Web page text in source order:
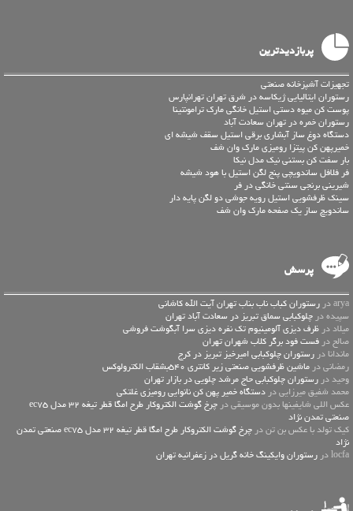
پربازدیدترین
تجهیزات آشپزخانه صنعتی
رستوران ایتالیایی ژیکاسه در شرق تهران تهرانپارس
پوست کن میوه دستی استیل خانگی مارک ترامونتینا
رستوران خمره در تهران سعادت آباد
دستگاه دوغ ساز آبشاری برقی استیل سقف شیشه ای
خمیرپهن کن پیتزا رومیزی مارک وان شف
بار سفت کن بستنی نیک مدل نیکا
فر فلافل ساندویچی پنج لگن استیل با هود شیشه
شیرینی برنجی سنتی خانگی در فر
سینک ظرفشویی استیل رویه جوشی دو لگن پایه دار
ساندویچ ساز یک صفحه مارک وان شف
پرسش
arya در
رستوران کباب ناب بناب تهران آیت الله کاشانی
سپیده در چلوکبابی سماق تبریز در سعادت آباد تهران
میلاد در ظرف دیزی آلومینیوم تک نفره دیزی سرا آبگوشت فروشی
صالح در فست فود برگر کلاب شهران تهران
ماندانا در رستوران چلوکبابی امیرخیز تبریز در کرج
رمضانی در ماشین ظرفشویی صنعتی زیر کانتری 540بشقاب الکترولوکس
وحید در رستوران چلوکبابی حاج مرشد چلویی در بازار تهران
محمد شفیق میرزایی در دستگاه خمیر پهن کن نانوایی رومیزی غلتکی
عكس اللي شايفينها بدون موسيقى در
چرخ گوشت الکتروکار طرح امگا قطر تیغه 32 مدل ec75
صنعتی تمدن نژاد
کیک تولد با عکس بن تن در
چرخ گوشت الکتروکار طرح امگا قطر تیغه 32 مدل ec75 صنعتی تمدن
نژاد
locfa در
رستوران وایکینگ خانه گریل در زعفرانیه تهران